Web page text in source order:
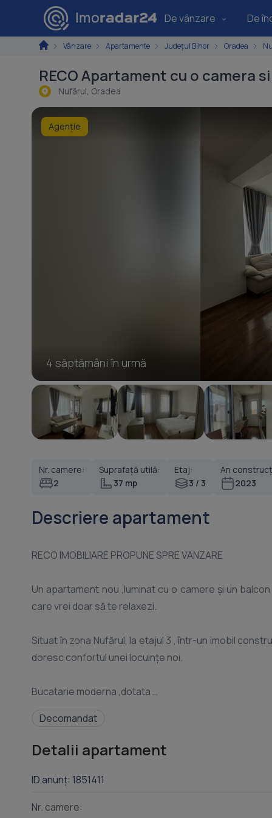
De vânzare De
Vânzare Apartamente Județul Bihor Oradea
RECO Apartament cu o camera
Nufărul, Oradea
4 săptămâni în urmă
Agenție
Nr. camere:
2
Suprafață utilă:
37 mp
Etaj:
3 / 3
An
2023
Descriere apartament
RECO IMOBILIARE PROPUNE SPRE VANZARE
Un apartament nou ,luminat cu o camere și un balcon generos, perfect pentru cafeaua de dimineață sau pentru serile în
care vrei doar să te relaxezi.
Situat în zona Nufărul, la etajul 3 , într-un imobil
doresc confortul unei locuințe noi.
Bucatarie moderna ,dotata
Dormitor cu pat matrimonial
Living
Decomandat
Detalii apartament
ID anunț: 1851411
Nr. camere: